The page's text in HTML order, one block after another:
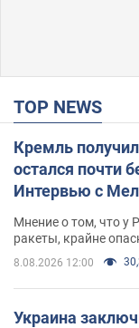
TOP NEWS
Кремль
остался почти
Интервью с
Мнение о том, что у
ракеты, крайне
8.08.2026 12:00
Украина